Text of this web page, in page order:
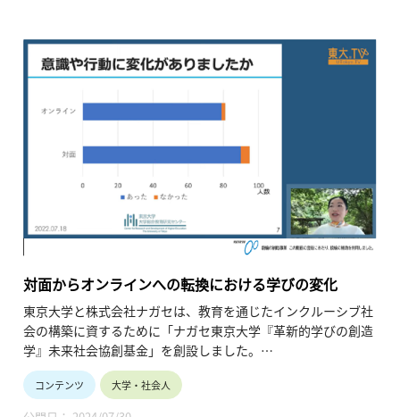
・講師名、講師所属：大矢 恭久（静岡大学理学部附属 放射科
学教育研究推進センター）
※所属・役職は収録当時のものです。
対面からオンラインへの転換における学びの変化
東京大学と株式会社ナガセは、教育を通じたインクルーシブ社
会の構築に資するために「ナガセ東京大学『革新的学びの創造
学』未来社会協創基金」を創設しました。
第2回シンポジウムでは学ぶ側に焦点を当て、「学びのプロセ
ス」並びに「学びの環境」に関する先端研究および事例をご紹
コンテンツ 大学・社会人